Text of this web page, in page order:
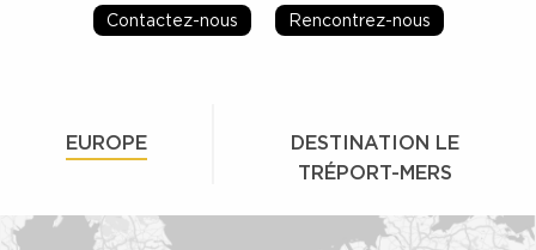
Contactez-nous Rencontrez-nous
EUROPE
DESTINATION LE
TRÉPORT-MERS